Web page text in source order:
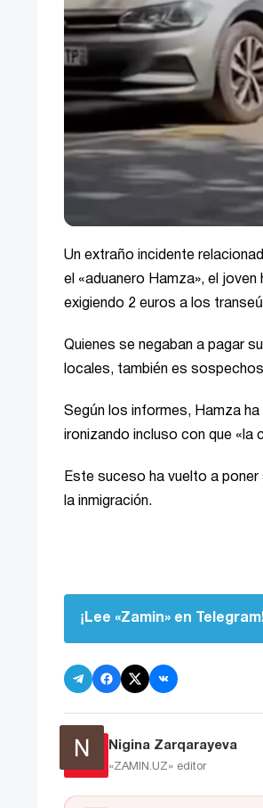
Un extraño incidente
el «aduanero Hamza», el
exigiendo 2 euros a los
Quienes se negaban a pagar
locales, también es
Según los informes, Hamza
ironizando incluso con que
Este suceso ha vuelto a poner
la inmigración.
¡Lee «Zamin» en
Nigina Zarqarayeva
«ZAMIN.UZ» editor